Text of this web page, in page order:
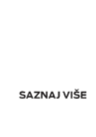
različitog tržišnog